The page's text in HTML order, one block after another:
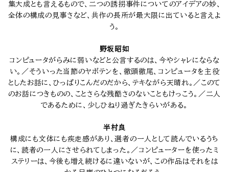
集大成とも言えるもので、二つの誘拐事件についてのアイデアの妙、
全体の構成の見事さなど、共作の長所が最大限に出ていると言えよ
う。
野坂昭如
コンピュータがらみに弱いなどと公言するのは、今やシャレにならな
い。／そういった当節のヤボテンを、徹頭徹尾、コンピュータを主役
としたお話に、ひっぱりこんだのだから、テキながら天晴れ。／このて
のお話につきものの、ことさらな残酷さのないこともけっこう。／二人
であるために、少しひねり過ぎたきらいがある。
半村良
構成にも文体にも疾走感があり、選者の一人として読んでいるうち
に、読者の一人にさせられてしまった。／コンピューターを使ったミ
ステリーは、今後も増え続けるに違いないが、この作品はそれをは